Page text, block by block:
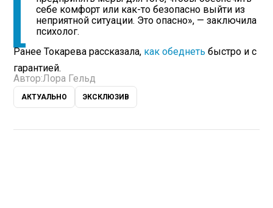
себе комфорт или как-то безопасно выйти из
неприятной ситуации. Это опасно», — заключила
психолог.
Ранее Токарева рассказала, как обеднеть быстро и с
гарантией.
Автор:Лора Гельд
АКТУАЛЬНО ЭКСКЛЮЗИВ